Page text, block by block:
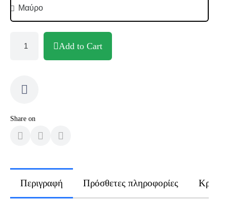
Add to Cart
Share on
Περιγραφή Πρόσθετες πληροφορίες